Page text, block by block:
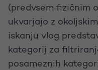
(predvsem fizičnim
ukvarjajo z
iskanju vlog
kategorij za
posameznih